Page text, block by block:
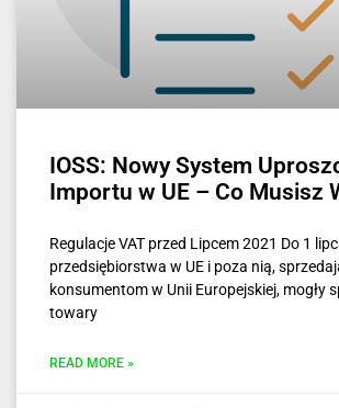
IOSS: Nowy System
Importu w UE – Co Musisz
Regulacje VAT przed Lipcem 2021 Do 1
przedsiębiorstwa w UE i poza nią,
konsumentom w Unii Europejskiej, mogły
towary
READ MORE »